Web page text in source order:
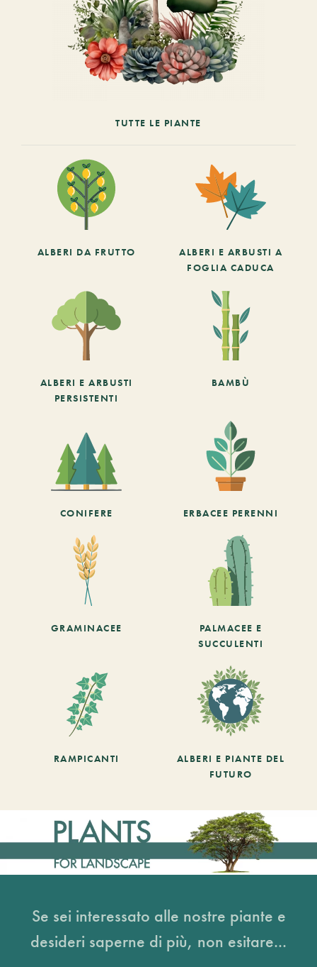
TUTTE LE PIANTE
ALBERI DA FRUTTO
ALBERI E ARBUSTI A
FOGLIA CADUCA
ALBERI E ARBUSTI
PERSISTENTI
BAMBÙ
CONIFERE ERBACEE PERENNI
GRAMINACEE
PALMACEE E
SUCCULENTI
RAMPICANTI
ALBERI E PIANTE DEL
FUTURO
Se sei interessato alle nostre piante e
desideri saperne di più, non esitare...